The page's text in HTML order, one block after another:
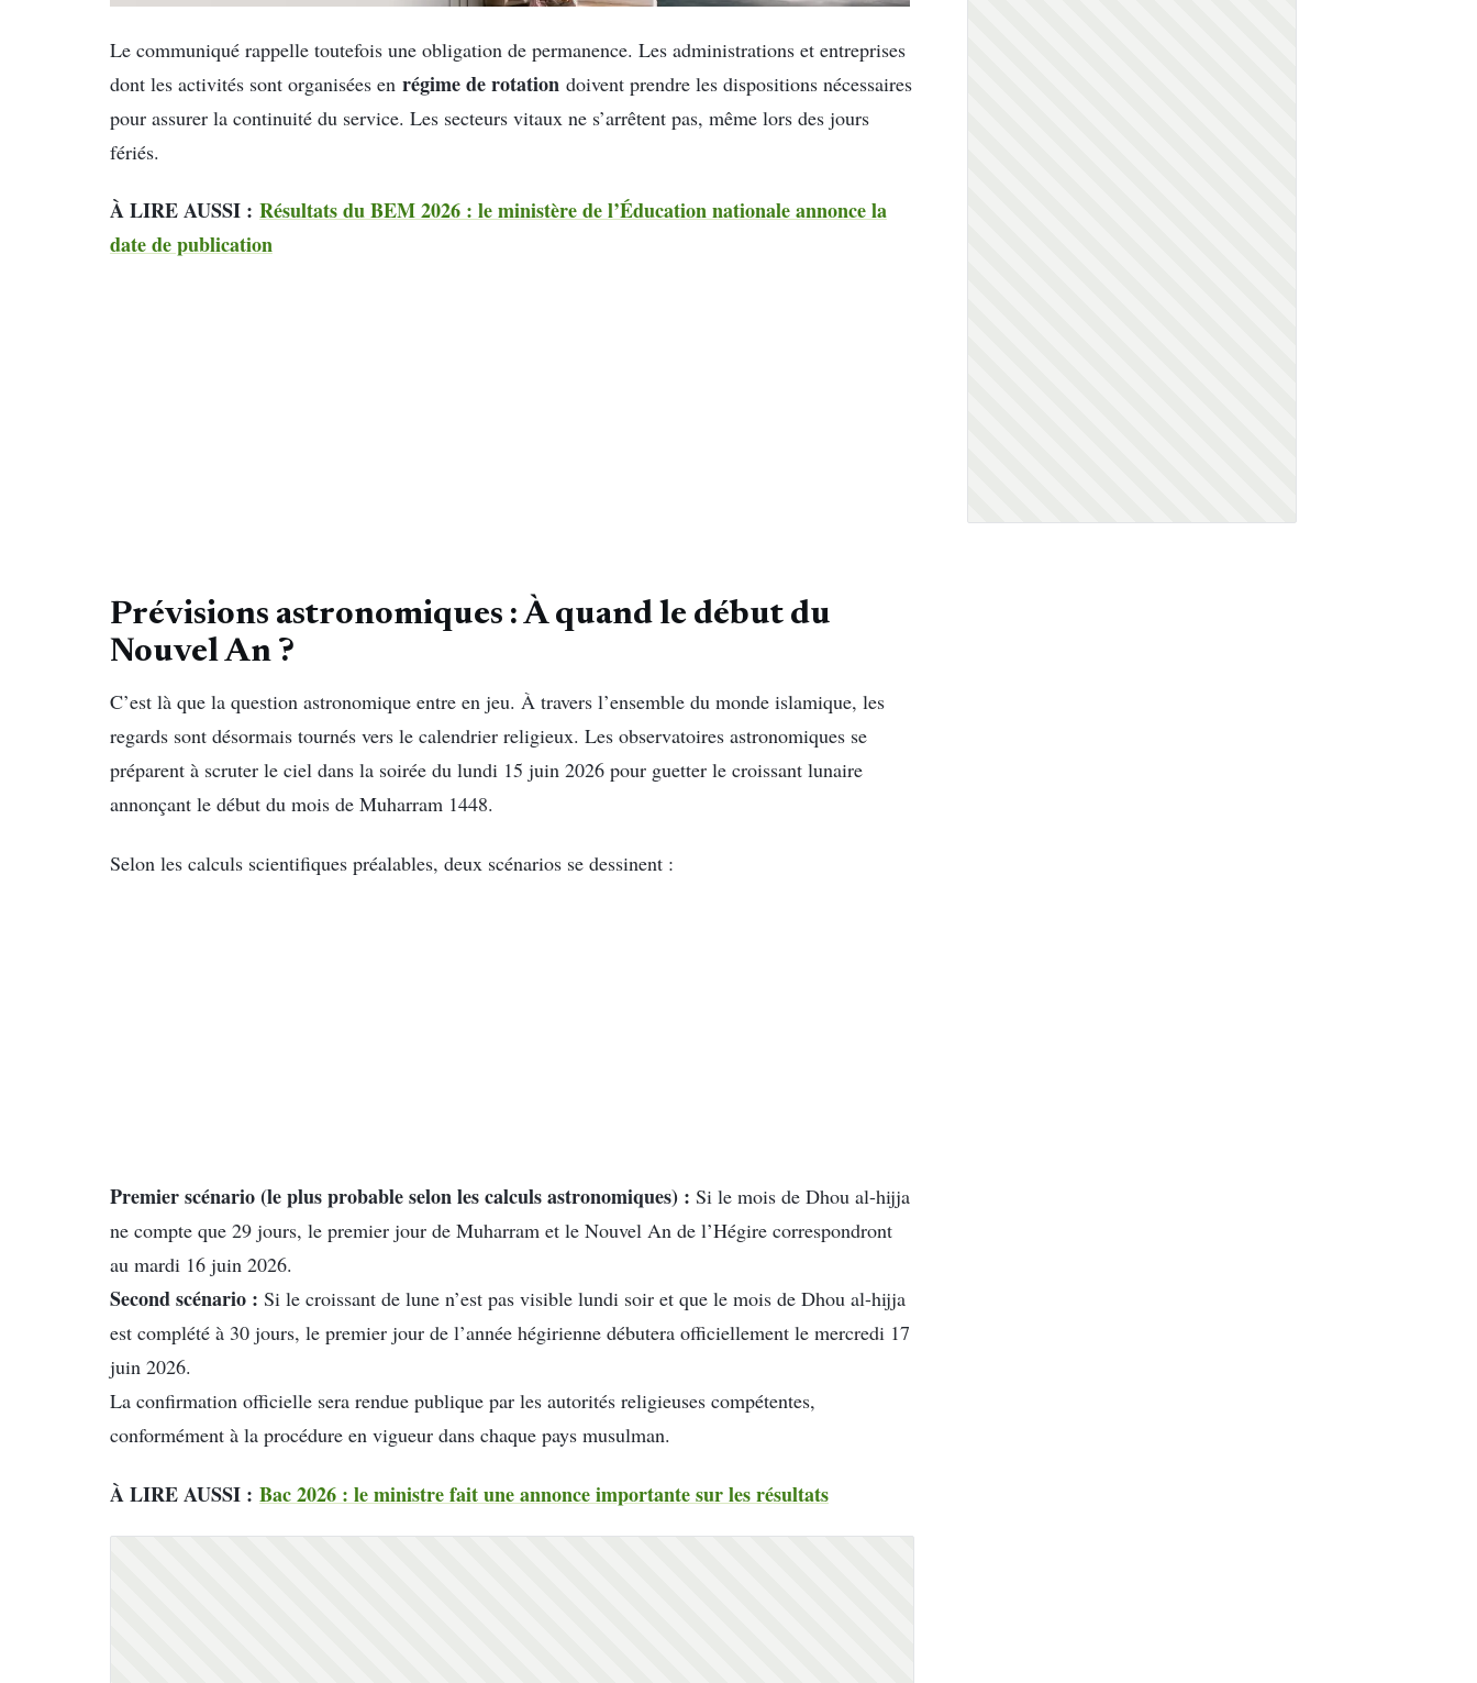
Le communiqué rappelle toutefois une obligation de permanence. Les administrations et entreprises
dont les activités sont organisées en régime de rotation doivent prendre les dispositions nécessaires
pour assurer la continuité du service. Les secteurs vitaux ne s’arrêtent pas, même lors des jours
fériés.
À LIRE AUSSI : Résultats du BEM 2026 : le ministère de l’Éducation nationale annonce la
date de publication
Prévisions astronomiques : À quand le début du
Nouvel An ?
C’est là que la question astronomique entre en jeu. À travers l’ensemble du monde islamique, les
regards sont désormais tournés vers le calendrier religieux. Les observatoires astronomiques se
préparent à scruter le ciel dans la soirée du lundi 15 juin 2026 pour guetter le croissant lunaire
annonçant le début du mois de Muharram 1448.
Selon les calculs scientifiques préalables, deux scénarios se dessinent :
Premier scénario (le plus probable selon les calculs astronomiques) : Si le mois de Dhou al-hijja
ne compte que 29 jours, le premier jour de Muharram et le Nouvel An de l’Hégire correspondront
au mardi 16 juin 2026.
Second scénario : Si le croissant de lune n’est pas visible lundi soir et que le mois de Dhou al-hijja
est complété à 30 jours, le premier jour de l’année hégirienne débutera officiellement le mercredi 17
juin 2026.
La confirmation officielle sera rendue publique par les autorités religieuses compétentes,
conformément à la procédure en vigueur dans chaque pays musulman.
À LIRE AUSSI : Bac 2026 : le ministre fait une annonce importante sur les résultats